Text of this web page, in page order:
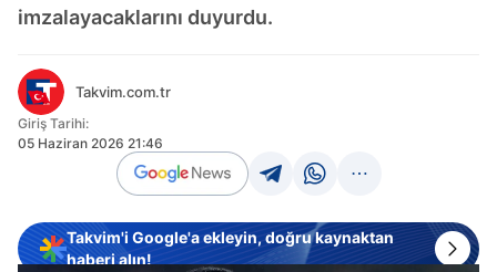
imzalayacaklarını duyurdu.
Takvim.com.tr
Giriş Tarihi:
05 Haziran 2026 21:46
Takvim'i Google'a ekleyin, doğru kaynaktan
haberi alın!